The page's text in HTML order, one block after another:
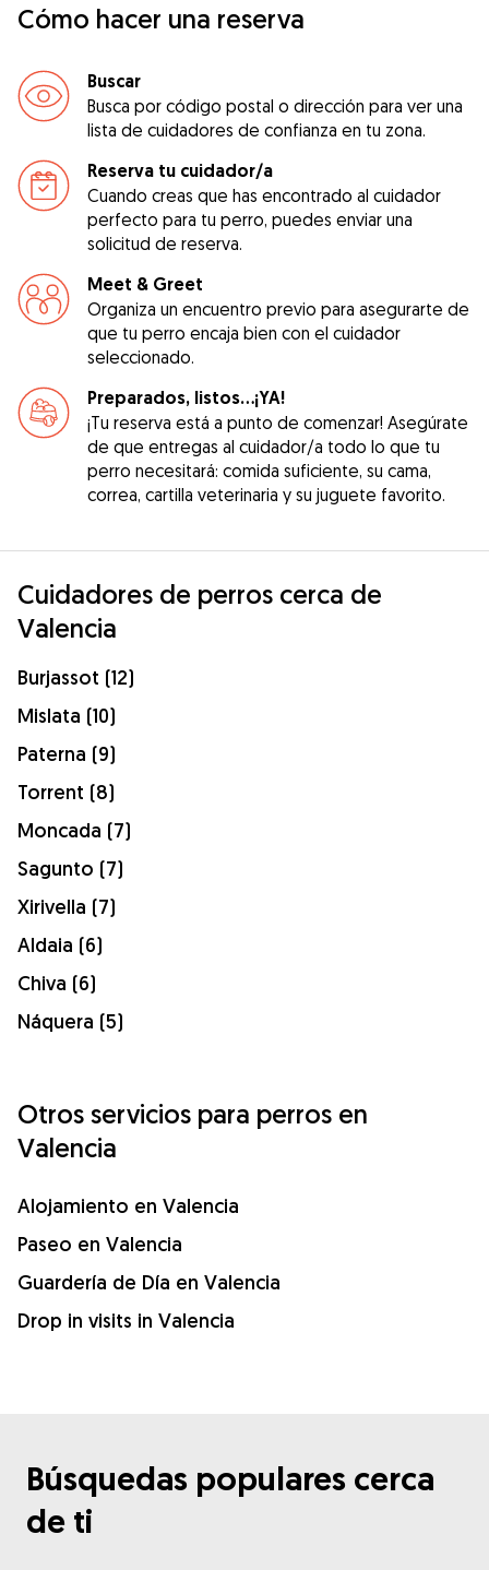
Cómo hacer una reserva
Buscar
Busca por código postal o dirección para ver una
lista de cuidadores de confianza en tu zona.
Reserva tu cuidador/a
Cuando creas que has encontrado al cuidador
perfecto para tu perro, puedes enviar una
solicitud de reserva.
Meet & Greet
Organiza un encuentro previo para asegurarte de
que tu perro encaja bien con el cuidador
seleccionado.
Preparados, listos...¡YA!
¡Tu reserva está a punto de comenzar! Asegúrate
de que entregas al cuidador/a todo lo que tu
perro necesitará: comida suficiente, su cama,
correa, cartilla veterinaria y su juguete favorito.
Cuidadores de perros cerca de
Valencia
Burjassot (12)
Mislata (10)
Paterna (9)
Torrent (8)
Moncada (7)
Sagunto (7)
Xirivella (7)
Aldaia (6)
Chiva (6)
Náquera (5)
Otros servicios para perros en
Valencia
Alojamiento en Valencia
Paseo en Valencia
Guardería de Día en Valencia
Drop in visits in Valencia
Búsquedas populares cerca
de ti